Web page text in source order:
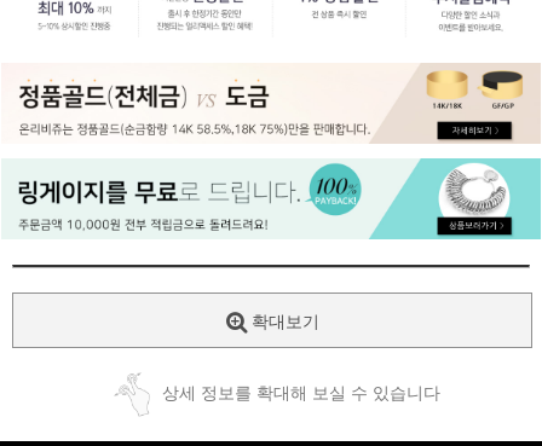
페이코 ID로
PAYCO 바로
확대보기
상세 정보를 확대해 보실 수 있습니다